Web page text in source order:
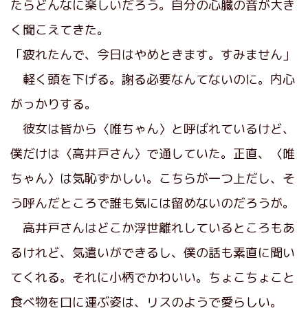
たらどんなに楽しいだろう。自分の心臓の音が大き
く聞こえてきた。
「疲れたんで、今日はやめときます。すみません」
軽く頭を下げる。謝る必要なんてないのに。内心
がっかりする。
彼女は皆から〈唯ちゃん〉と呼ばれているけど、
僕だけは〈高井戸さん〉で通していた。正直、〈唯
ちゃん〉は気恥ずかしい。こちらが一つ上だし、そ
う呼んだところで誰も気には留めないのだろうが。
高井戸さんはどこか浮世離れしているところもあ
るけれど、気遣いができるし、僕の話も素直に聞い
てくれる。それに小柄でかわいい。ちょこちょこと
食べ物を口に運ぶ姿は、リスのようで愛らしい。